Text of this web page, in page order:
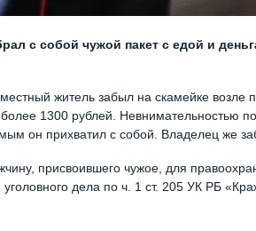
с собой чужой пакет с едой и
житель забыл на скамейке возле
1300 рублей. Невнимательностью
он прихватил с собой. Владелец же
присвоившего чужое, для
дела по ч. 1 ст. 205 УК РБ